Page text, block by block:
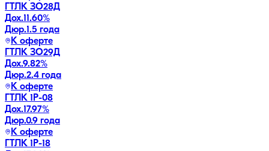
ГТЛК ЗО28Д
Дох.11.60%
Дюр.1.5 года
К оферте
ГТЛК ЗО29Д
Дох.9.82%
Дюр.2.4 года
К оферте
ГТЛК 1P-08
Дох.17.97%
Дюр.0.9 года
К оферте
ГТЛК 1P-18